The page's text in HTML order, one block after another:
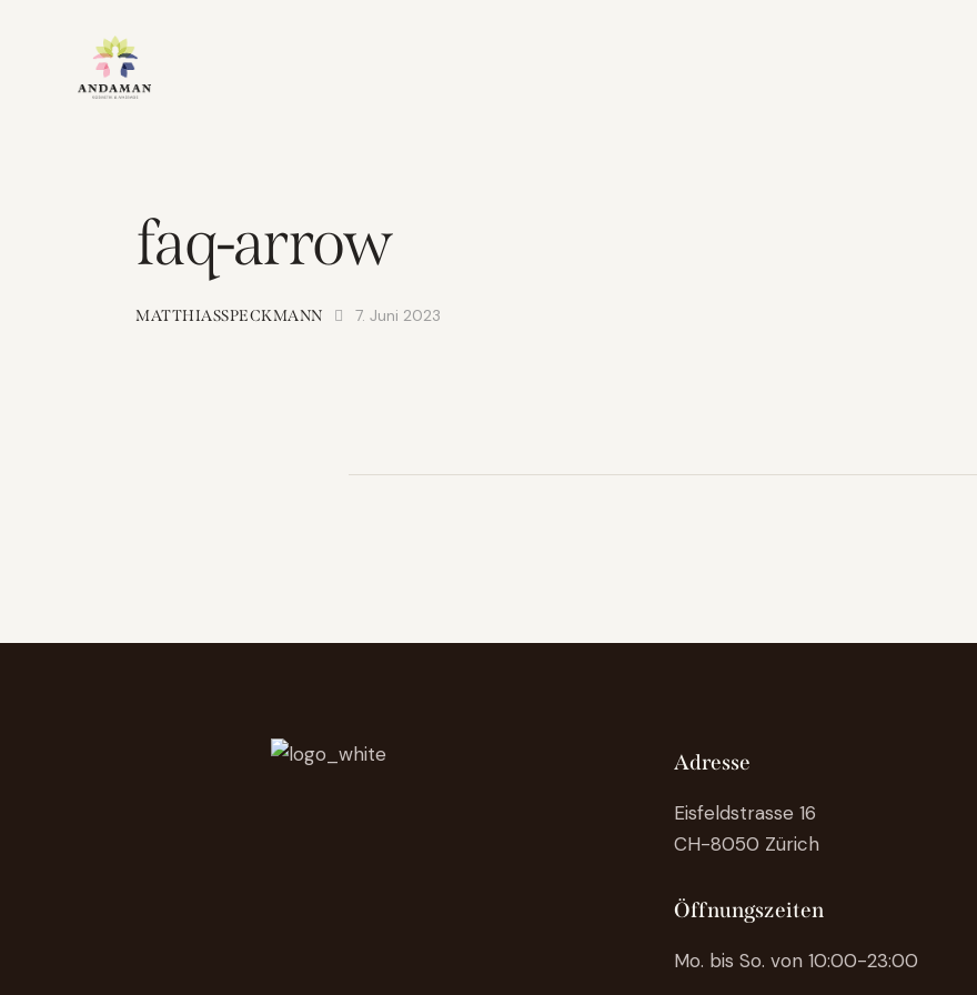
faq-arrow
MATTHIASSPECKMANN 7. Juni 2023
Adresse
Eisfeldstrasse 16
CH-8050 Zürich
Öffnungszeiten
Mo. bis So. von 10:00-23:00